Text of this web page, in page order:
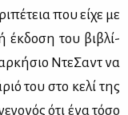
που εί­χε με
έκ­δο­ση του βι­βλί­
Ντε­Σαντ να
του στο κε­λί της
ότι ένα τό­σο